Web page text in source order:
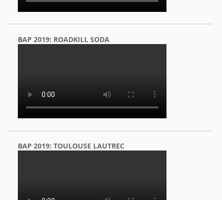
BAP 2019: ROADKILL SODA
BAP 2019: TOULOUSE LAUTREC